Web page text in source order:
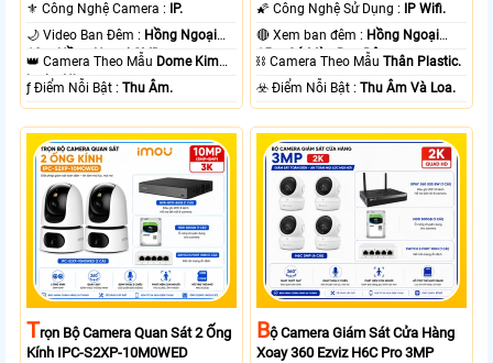
⚜️ Công Nghệ Camera :
IP.
🌙 Video Ban Đêm : Hồng Ngoại
10m Hồng Ngoại SMD.
👑 Camera Theo Mẫu Dome Kim
loại + Nhựa.
️ƒ Điểm Nỗi Bật :Thu Âm.
🌠 Công Nghệ Sử Dụng :
IP Wifi.
🔴 Xem ban đêm : Hồng Ngoại
15m Có Màu Ban Ðêm.
⛓ Camera Theo MẫuThân Plastic.
️☣️ Điểm Nỗi Bật :Thu Âm Và Loa.
TRọn Bộ Camera Quan Sát 2 Ống
Kính IPC-S2XP-10M0WED
BỘ Camera Giám Sát Cửa Hàng
Xoay 360 Ezviz H6C Pro 3MP